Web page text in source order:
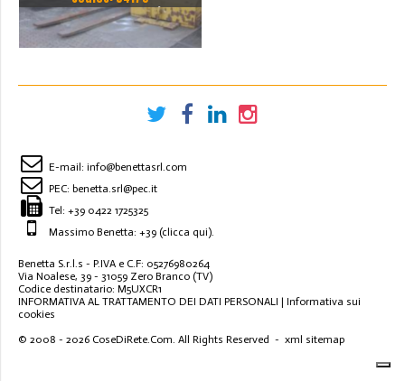
CLARK DCY 250 S/PD
E-mail: info@benettasrl.com
PEC: benetta.srl@pec.it
Tel: +39 0422 1725325
Massimo Benetta: +39 (clicca qui).
Benetta S.r.l.s - P.IVA e C.F: 05276980264
Via Noalese, 39 - 31059 Zero Branco (TV)
Codice destinatario: M5UXCR1
INFORMATIVA AL TRATTAMENTO DEI DATI PERSONALI | Informativa sui
cookies
© 2008 - 2026 CoseDiRete.Com. All Rights Reserved - xml sitemap